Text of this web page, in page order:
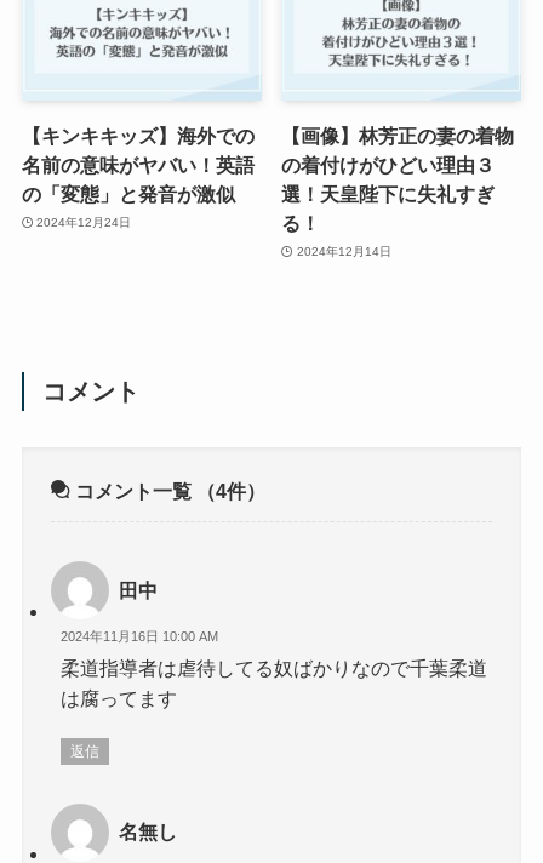
【キンキキッズ】海外での
名前の意味がヤバい！英語
の「変態」と発音が激似
2024年12月24日
【画像】林芳正の妻の着物
の着付けがひどい理由３
選！天皇陛下に失礼すぎ
る！
2024年12月14日
コメント
コメント一覧 （4件）
田中
2024年11月16日 10:00 AM
柔道指導者は虐待してる奴ばかりなので千葉柔道
は腐ってます
返信
名無し